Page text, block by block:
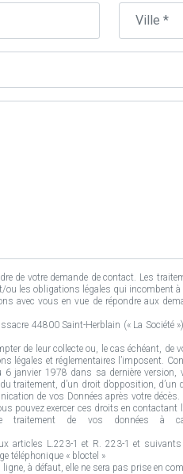
Ville
de votre demande de contact. Les
les obligations légales qui incombent à
avec vous en vue de répondre aux
44800 Saint-Herblain (« La Société
de leur collecte ou, le cas échéant,
légales et réglementaires l’imposent.
janvier 1978 dans sa dernière version,
traitement, d’un droit d’opposition,
de vos Données après votre
pouvez exercer ces droits en contactant
de vos données à
articles L.223-1 et R. 223-1 et
téléphonique « bloctel »
à défaut, elle ne sera pas prise en